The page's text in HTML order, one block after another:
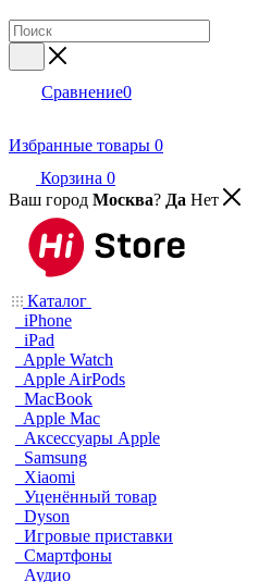
Сравнение0
Избранные товары 0
Корзина 0
Ваш город Москва? Да Нет
Каталог
iPhone
iPad
Apple Watch
Apple AirPods
MacBook
Apple Mac
Аксессуары Apple
Samsung
Xiaomi
Уценённый товар
Dyson
Игровые приставки
Смартфоны
Аудио